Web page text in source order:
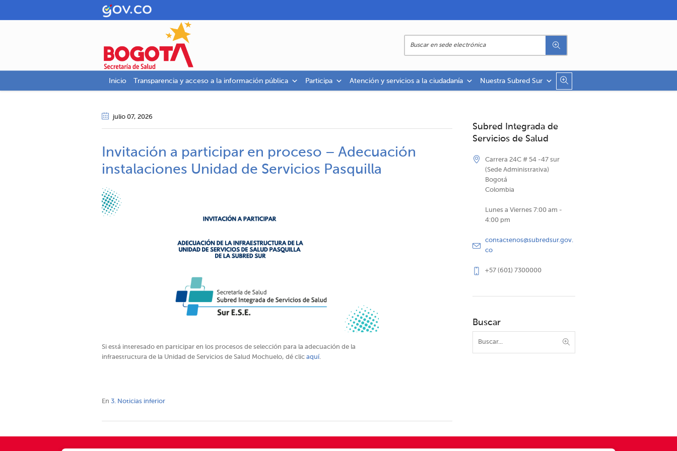
Inicio Transparencia y acceso a la información pública Participa Atención y servicios a la ciudadanía Nuestra Subred Sur
julio 07, 2026
Invitación a participar en proceso – Adecuación
instalaciones Unidad de Servicios Pasquilla
Si está interesado en participar en los procesos de selección para la adecuación de la
infraestructura de la Unidad de Servicios de Salud Mochuelo, dé clic aquí.
En 3. Noticias inferior
Subred Integrada de
Servicios de Salud
Carrera 24C # 54 -47 sur
(Sede Administrativa)
Bogotá
Colombia
Lunes a Viernes 7:00 am -
4:00 pm
contactenos@subredsur.gov.
co
+57 (601) 7300000
Buscar